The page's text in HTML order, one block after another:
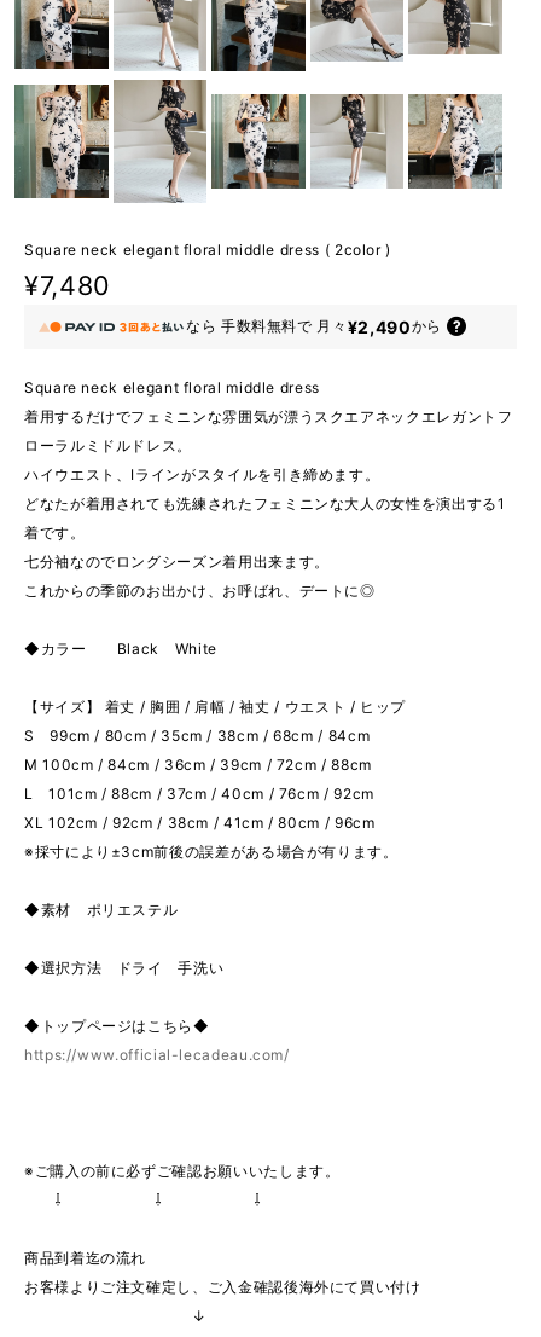
Square neck elegant floral middle dress ( 2color )
¥7,480
なら 手数料無料で 月々 ¥2,490から
Square neck elegant floral middle dress
着用するだけでフェミニンな雰囲気が漂うスクエアネックエレガントフ
ローラルミドルドレス。
ハイウエスト、Iラインがスタイルを引き締めます。
どなたが着用されても洗練されたフェミニンな大人の女性を演出する1
着です。
七分袖なのでロングシーズン着用出来ます。
これからの季節のお出かけ、お呼ばれ、デートに◎
◆カラー Black White
【サイズ】 着丈 / 胸囲 / 肩幅 / 袖丈 / ウエスト / ヒップ
S 99cm / 80cm / 35cm / 38cm / 68cm / 84cm
M 100cm / 84cm / 36cm / 39cm / 72cm / 88cm
L 101cm / 88cm / 37cm / 40cm / 76cm / 92cm
XL 102cm / 92cm / 38cm / 41cm / 80cm / 96cm
※採寸により±3cm前後の誤差がある場合が有ります。
◆素材 ポリエステル
◆選択方法 ドライ 手洗い
◆トップページはこちら◆
https://www.official-lecadeau.com/
※ご購入の前に必ずご確認お願いいたします。
⇩ ⇩ ⇩
商品到着迄の流れ
お客様よりご注文確定し、ご入金確認後海外にて買い付け
↓